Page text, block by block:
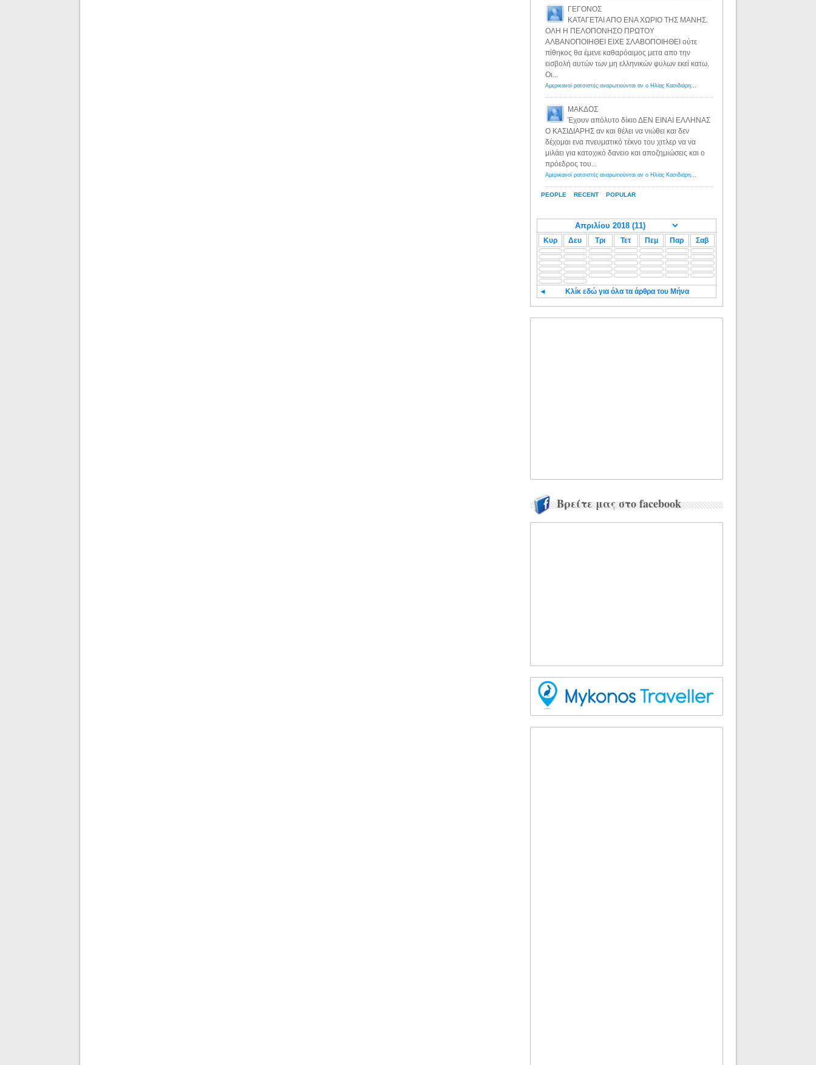
PEOPLE RECENT POPULAR
ΓΕΓΟΝΟΣ
ΚΑΤΑΓΕΤΑΙ ΑΠΟ ΕΝΑ ΧΩΡΙΟ ΤΗΣ ΜΑΝΗΣ.
ΟΛΗ Η ΠΕΛΟΠΟΝΗΣΟ ΠΡΩΤΟΥ
ΑΛΒΑΝΟΠΟΙΗΘΕΙ ΕΙΧΕ ΣΛΑΒΟΠΟΙΗΘΕΙ ούτε
πίθηκος θα έμενε καθαρόαιμος μετα απο την
εισβολή αυτών των μη ελληνικών φυλων εκεί κατω.
Οι...
Αμερικανοί ρατσιστές αναρωτιούνται αν ο Ηλίας Κασιδιάρης ανήκει στη λευκή φυλή... - Λόγιος Ερμής
ΜΑΚΔΟΣ
Έχουν απόλυτο δίκιο ΔΕΝ ΕΙΝΑΙ ΕΛΛΗΝΑΣ
Ο ΚΑΣΙΔΙΑΡΗΣ αν και θέλει να νιώθει και δεν
δέχομαι ενα πνευματικό τέκνο του χιτλερ να να
μιλάει για κατοχικό δανειο και αποζημιώσεις και ο
πρόεδρος του...
Αμερικανοί ρατσιστές αναρωτιούνται αν ο Ηλίας Κασιδιάρης ανήκει στη λευκή φυλή... - Λόγιος Ερμής
Κυρ Δευ Τρι Τετ Πεμ Παρ Σαβ
◄ Κλίκ εδώ για όλα τα άρθρα του Μήνα
Βρείτε μας στο facebook